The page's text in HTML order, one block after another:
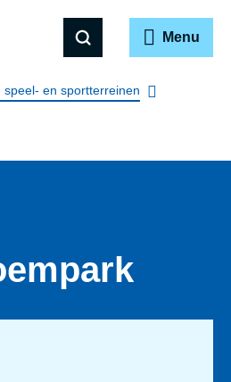
Menu
speel- en sportterreinen